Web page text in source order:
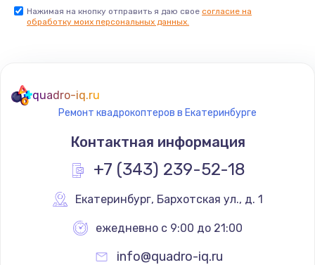
Нажимая на кнопку отправить я даю свое согласие на
обработку моих персональных данных.
quadro-iq.ru
Ремонт квадрокоптеров в Екатеринбурге
Контактная информация
+7 (343) 239-52-18
Екатеринбург, Бархотская ул., д. 1
ежедневно с 9:00 до 21:00
info@quadro-iq.ru